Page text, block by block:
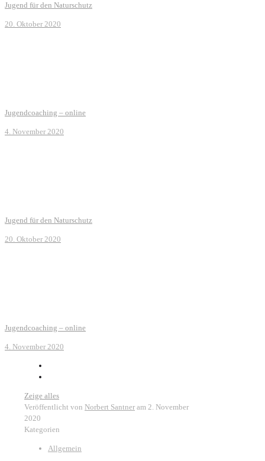
Jugend für den Naturschutz
20. Oktober 2020
Jugendcoaching – online
4. November 2020
Jugend für den Naturschutz
20. Oktober 2020
Jugendcoaching – online
4. November 2020
Zeige alles
Veröffentlicht von Norbert Santner am 2. November
2020
Kategorien
Allgemein